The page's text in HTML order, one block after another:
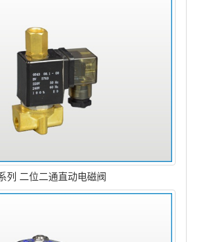
列 二位二通直动电磁阀